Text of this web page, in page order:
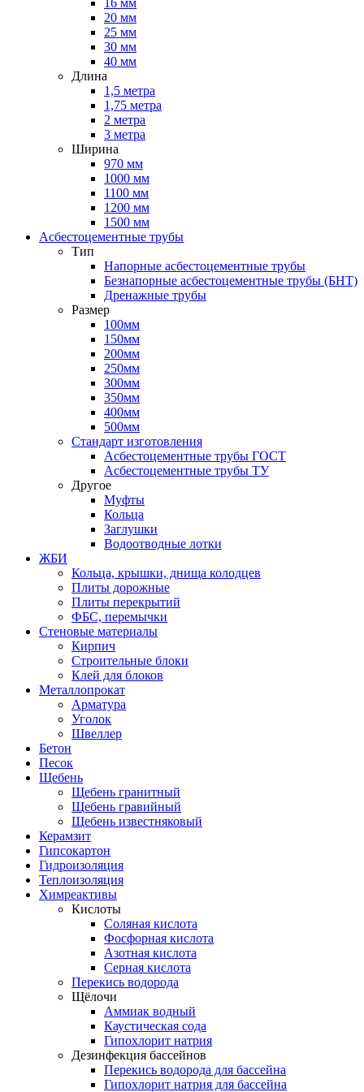
16 мм
20 мм
25 мм
30 мм
40 мм
Длина
1,5 метра
1,75 метра
2 метра
3 метра
Ширина
970 мм
1000 мм
1100 мм
1200 мм
1500 мм
Асбестоцементные трубы
Тип
Напорные асбестоцементные трубы
Безнапорные асбестоцементные трубы (БНТ)
Дренажные трубы
Размер
100мм
150мм
200мм
250мм
300мм
350мм
400мм
500мм
Стандарт изготовления
Асбестоцементные трубы ГОСТ
Асбестоцементные трубы ТУ
Другое
Муфты
Кольца
Заглушки
Водоотводные лотки
ЖБИ
Кольца, крышки, днища колодцев
Плиты дорожные
Плиты перекрытий
ФБС, перемычки
Стеновые материалы
Кирпич
Строительные блоки
Клей для блоков
Металлопрокат
Арматура
Уголок
Швеллер
Бетон
Песок
Щебень
Щебень гранитный
Щебень гравийный
Щебень известняковый
Керамзит
Гипсокартон
Гидроизоляция
Теплоизоляция
Химреактивы
Кислоты
Соляная кислота
Фосфорная кислота
Азотная кислота
Серная кислота
Перекись водорода
Щёлочи
Аммиак водный
Каустическая сода
Гипохлорит натрия
Дезинфекция бассейнов
Перекись водорода для бассейна
Гипохлорит натрия для бассейна